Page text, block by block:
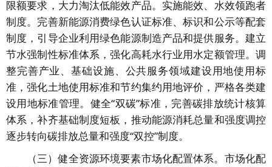
限额要求，大力淘汰低能效产品。实施能效、水效领跑者
制度。完善新能源消费绿色认证标准、标识和公示等配套
制度，引导企业利用绿色能源制造产品和提供服务。建立
节水强制性标准体系，强化高耗水行业用水定额管理。调
整完善产业、基础设施、公共服务领域建设用地使用标
准，强化土地使用标准和节约集约用地评价，严格各类建
设用地标准管理。健全“双碳”标准，完善碳排放统计核算
体系，补齐基础制度短板，推动能源消耗总量和强度调控
逐步转向碳排放总量和强度“双控”制度。
（三）健全资源环境要素市场化配置体系。市场化配